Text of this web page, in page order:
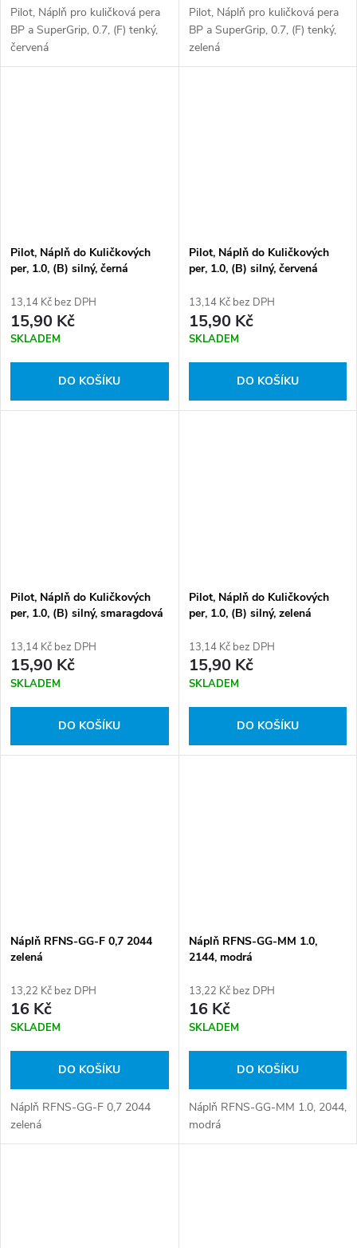
Pilot, Náplň pro kuličková pera
BP a SuperGrip, 0.7, (F) tenký,
červená
Pilot, Náplň pro kuličková pera
BP a SuperGrip, 0.7, (F) tenký,
zelená
Pilot, Náplň do Kuličkových
per, 1.0, (B) silný, černá
13,14 Kč bez DPH
15,90 Kč
SKLADEM
DO KOŠÍKU
Pilot, Náplň do Kuličkových
per, 1.0, (B) silný, červená
13,14 Kč bez DPH
15,90 Kč
SKLADEM
DO KOŠÍKU
Pilot, Náplň do Kuličkových
per, 1.0, (B) silný, smaragdová
13,14 Kč bez DPH
15,90 Kč
SKLADEM
DO KOŠÍKU
Pilot, Náplň do Kuličkových
per, 1.0, (B) silný, zelená
13,14 Kč bez DPH
15,90 Kč
SKLADEM
DO KOŠÍKU
Náplň RFNS-GG-F 0,7 2044
zelená
13,22 Kč bez DPH
16 Kč
SKLADEM
DO KOŠÍKU
Náplň RFNS-GG-F 0,7 2044
zelená
Náplň RFNS-GG-MM 1.0,
2144, modrá
13,22 Kč bez DPH
16 Kč
SKLADEM
DO KOŠÍKU
Náplň RFNS-GG-MM 1.0, 2044,
modrá